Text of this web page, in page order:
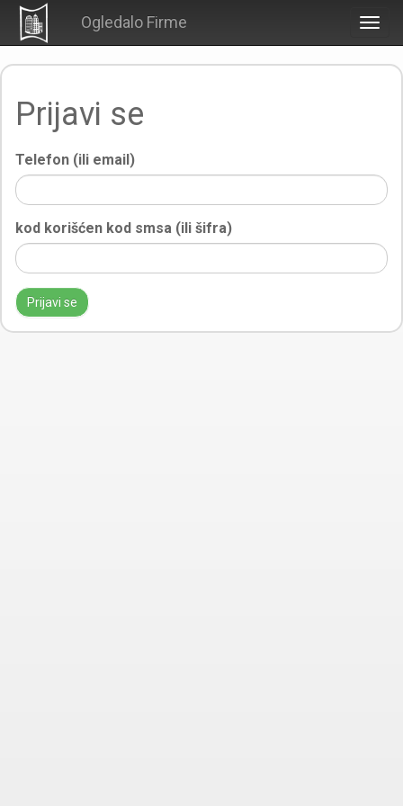
Ogledalo Firme
Prijavi se
Telefon (ili email)
kod korišćen kod smsa (ili šifra)
Prijavi se